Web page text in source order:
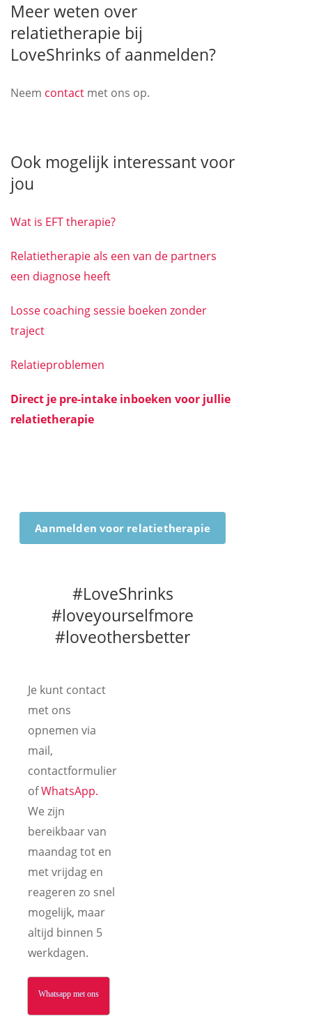
Meer weten over
relatietherapie bij
LoveShrinks of aanmelden?
Neem contact met ons op.
Ook mogelijk interessant voor
jou
Wat is EFT therapie?
Relatietherapie als een van de partners
een diagnose heeft
Losse coaching sessie boeken zonder
traject
Relatieproblemen
Direct je pre-intake inboeken voor jullie
relatietherapie
Aanmelden voor relatietherapie
#LoveShrinks
#loveyourselfmore
#loveothersbetter
Je kunt contact
met ons
opnemen via
mail,
contactformulier
ofWhatsApp.
We zijn
bereikbaar van
maandag tot en
met vrijdag en
reageren zo snel
mogelijk, maar
altijd binnen 5
werkdagen.
Whatsapp met ons